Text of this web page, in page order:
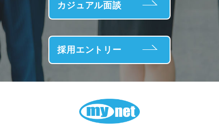
カジュアル面談
採用エントリー